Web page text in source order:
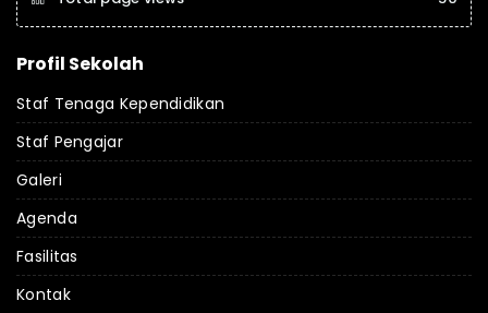
Profil Sekolah
Staf Tenaga Kependidikan
Staf Pengajar
Galeri
Agenda
Fasilitas
Kontak